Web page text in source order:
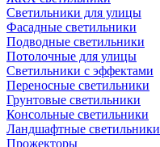
Светильники для улицы
Фасадные светильники
Подводные светильники
Потолочные для улицы
Светильники с эффектами
Переносные светильники
Грунтовые светильники
Консольные светильники
Ландшафтные светильники
Прожекторы